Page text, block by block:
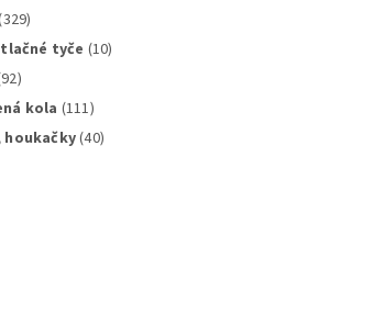
tlačné tyče (10)
kola (111)
houkačky(40)